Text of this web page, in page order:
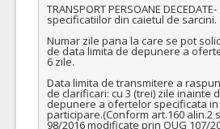
TRANSPORT PERSOANE
specificatiilor din caietul de
Numar zile pana la care se pot
de data limita de depunere a
6 zile.
Data limita de transmitere a
de clarificari: cu 3 (trei) zile inainte
depunere a ofertelor specificata
participare.(Conform art.160 alin.2
98/2016 modificate prin OUG 107/